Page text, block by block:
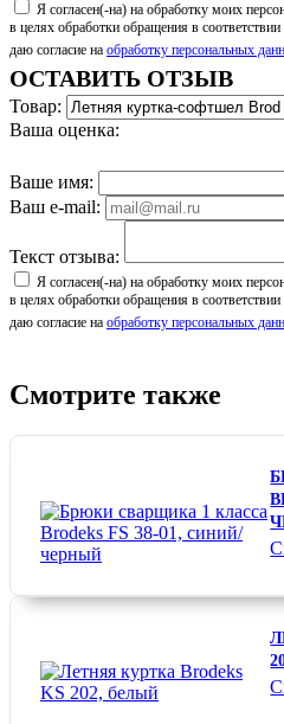
Я согласен(-на) на обработку моих
в целях обработки обращения в соответствии
даю согласие на обработку персональных
ОСТАВИТЬ ОТЗЫВ
Товар:
Ваша оценка:
Ваше имя:
Ваш e-mail:
Текст отзыва:
Я согласен(-на) на обработку моих
в целях обработки обращения в соответствии
даю согласие на обработку персональных
Смотрите также